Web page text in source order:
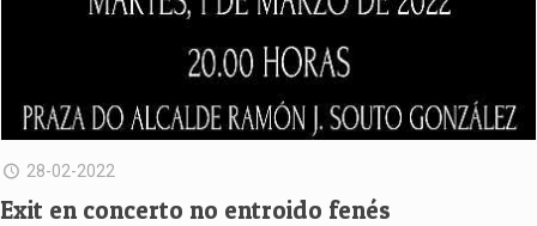
28-02-2022
Exit en concerto no entroido fenés